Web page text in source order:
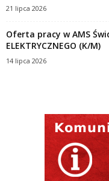
21 lipca 2026
Oferta pracy w AMS
ELEKTRYCZNEGO (K/M)
14 lipca 2026